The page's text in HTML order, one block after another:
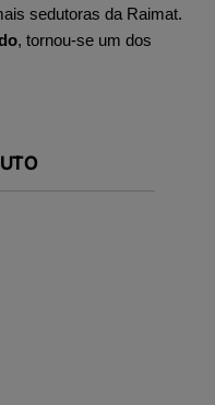
sedutoras da Raimat.
, tornou-se um dos